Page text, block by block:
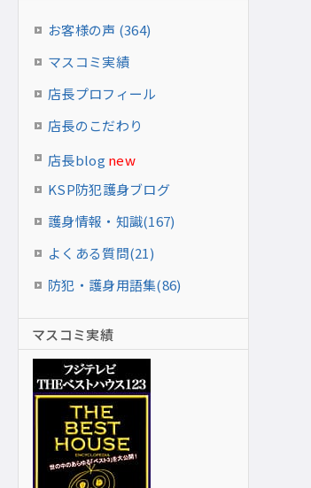
お客様の声 (364)
マスコミ実績
店長プロフィール
店長のこだわり
店長blog new
KSP防犯護身ブログ
護身情報・知識(167)
よくある質問(21)
防犯・護身用語集(86)
マスコミ実績